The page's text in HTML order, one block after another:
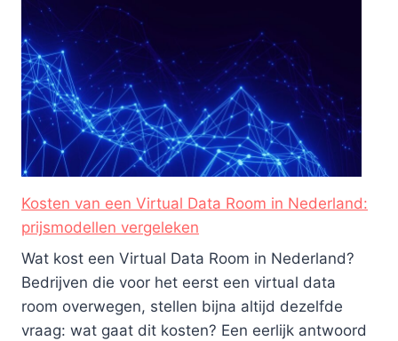
Kosten van een Virtual Data Room in Nederland:
prijsmodellen vergeleken
Wat kost een Virtual Data Room in Nederland?
Bedrijven die voor het eerst een virtual data
room overwegen, stellen bijna altijd dezelfde
vraag: wat gaat dit kosten? Een eerlijk antwoord